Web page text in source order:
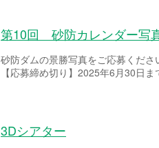
第10回 砂防カレンダー写
砂防ダムの景勝写真をご応募くださ
【応募締め切り】2025年6月30日ま
3Dシアター